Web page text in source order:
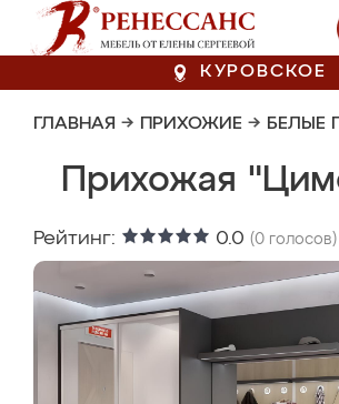
КУРОВСКОЕ
ГЛАВНАЯ → ПРИХОЖИЕ → БЕЛЫЕ
Прихожая
Рейтинг: 0.0 (0 голосов)